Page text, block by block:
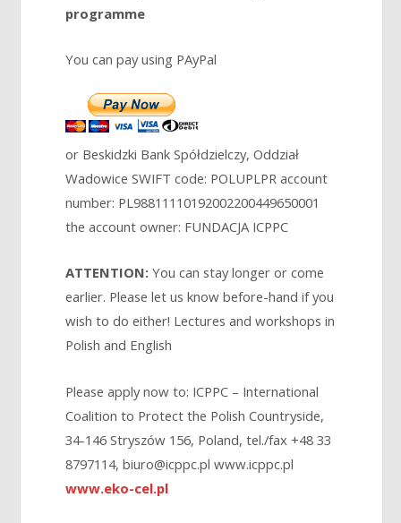
programme
You can pay using PAyPal
or Beskidzki Bank Spółdzielczy, Oddział
Wadowice SWIFT code: POLUPLPR account
number: PL98811110192002200449650001
the account owner: FUNDACJA ICPPC
ATTENTION: You can stay longer or come
earlier. Please let us know before-hand if you
wish to do either! Lectures and workshops in
Polish and English
Please apply now to: ICPPC – International
Coalition to Protect the Polish Countryside,
34-146 Stryszów 156, Poland, tel./fax +48 33
8797114, biuro@icppc.pl www.icppc.pl
www.eko-cel.pl